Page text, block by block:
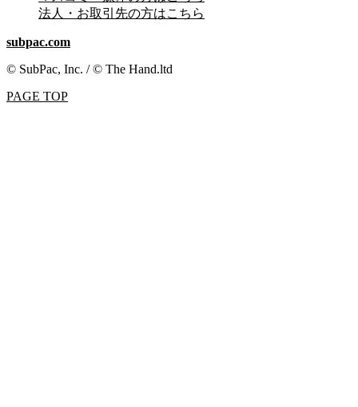
法人・お取引先の方はこちら
subpac.com
© SubPac, Inc. / © The Hand.ltd
PAGE TOP